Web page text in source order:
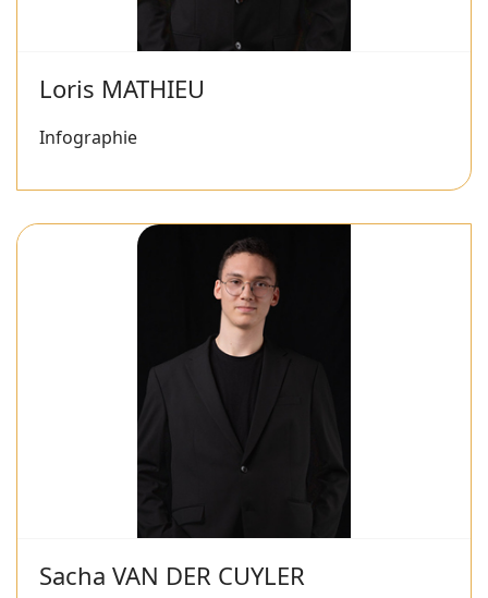
Loris MATHIEU
Infographie
Sacha VAN DER CUYLER